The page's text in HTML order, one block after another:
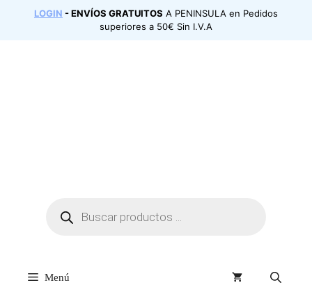
LOGIN - ENVÍOS GRATUITOS A PENINSULA en Pedidos
superiores a 50€ Sin I.V.A
productos
Menú